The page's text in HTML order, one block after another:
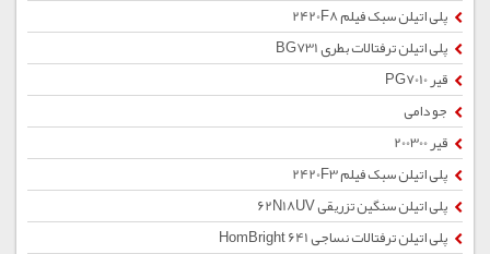
پلی اتیلن سبک فیلم 2420F8
پلی اتیلن ترفتالات بطری BG731
قیر PG7010
جو دامی
قیر 200300
پلی اتیلن سبک فیلم 2420F3
پلی اتیلن سنگین تزریقی 62N18UV
پلی اتیلن ترفتالات نساجی HomBright 641